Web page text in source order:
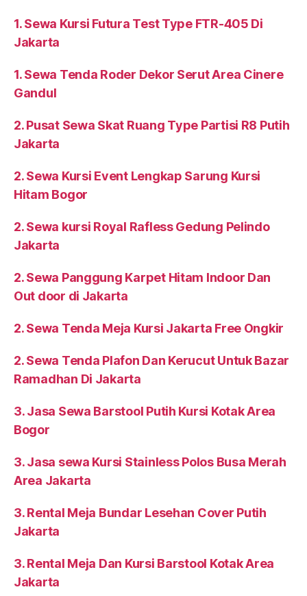
1. Sewa Kursi Futura Test Type FTR-405 Di
Jakarta
1. Sewa Tenda Roder Dekor Serut Area Cinere
Gandul
2. Pusat Sewa Skat Ruang Type Partisi R8 Putih
Jakarta
2. Sewa Kursi Event Lengkap Sarung Kursi
Hitam Bogor
2. Sewa kursi Royal Rafless Gedung Pelindo
Jakarta
2. Sewa Panggung Karpet Hitam Indoor Dan
Out door di Jakarta
2. Sewa Tenda Meja Kursi Jakarta Free Ongkir
2. Sewa Tenda Plafon Dan Kerucut Untuk Bazar
Ramadhan Di Jakarta
3. Jasa Sewa Barstool Putih Kursi Kotak Area
Bogor
3. Jasa sewa Kursi Stainless Polos Busa Merah
Area Jakarta
3. Rental Meja Bundar Lesehan Cover Putih
Jakarta
3. Rental Meja Dan Kursi Barstool Kotak Area
Jakarta